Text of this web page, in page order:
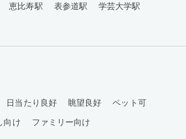
恵比寿駅 表参道駅
学芸大学駅
日当たり良好 眺望良好
ペット可
向け ファミリー向け